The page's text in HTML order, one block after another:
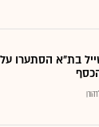
בת״א הסתערו